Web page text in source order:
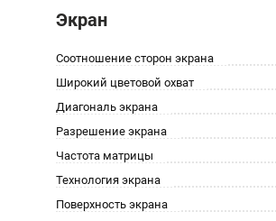
Экран
Соотношение сторон экрана
Широкий цветовой охват
Диагональ экрана
Разрешение экрана
Частота матрицы
Технология экрана
Поверхность экрана